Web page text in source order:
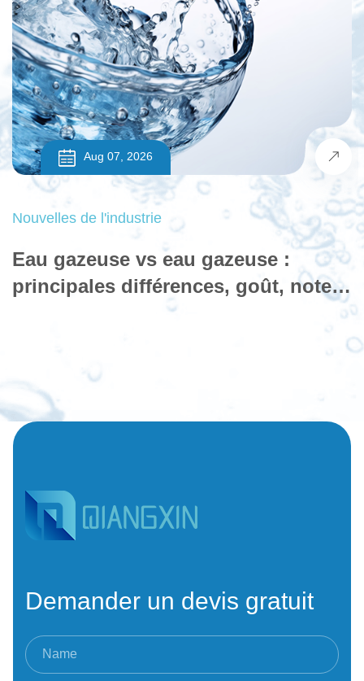
Aug 07, 2026
Nouvelles de l'industrie
Eau gazeuse vs eau gazeuse :
principales différences, goût, notes
de santé et comment choisir
Demander un devis gratuit